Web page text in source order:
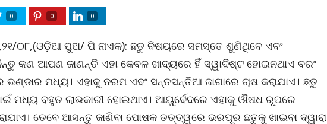
0 0 0
୦୮,(ଓଡ଼ିଆ ପୁଅ/ ପି ନାଏକ): ଛତୁ ବିଷୟରେ ସମସ୍ତେ ଶୁଣିଥିବେ ଏବଂ
କଣ ଆପଣ ଜାଣନ୍ତି ଏହା କେବଳ ଖାଦ୍ୟରେ ହିଁ ସ୍ୱାଦିଷ୍ଟ ହୋଇନଥାଏ ବରଂ
ମଧ୍ୟ। ଏହାକୁ ନରମ ଏବଂ ସନ୍ତସନ୍ତିଆ ଜାଗାରେ ଚାଷ କରାଯାଏ। ଛତୁ
ମଧ୍ୟ ବହୁତ ଲାଭକାରୀ ହୋଇଥାଏ। ଆୟୁର୍ବେଦରେ ଏହାକୁ ଔଷଧ ରୂପରେ
ତେବେ ଆସନ୍ତୁ ଜାଣିବା ପୋଷକ ତତ୍ତ୍ୱରେ ଭରପୂର ଛତୁକୁ ଖାଇବା ଦ୍ୱାରା